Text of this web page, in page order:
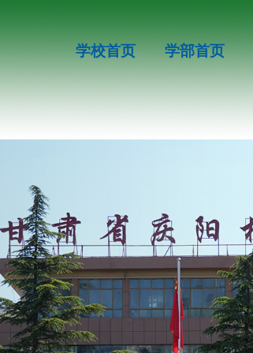
学校首页 学部首页